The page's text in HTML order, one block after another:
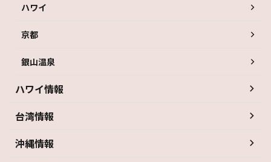
ハワイ
京都
銀山温泉
ハワイ情報
台湾情報
沖縄情報